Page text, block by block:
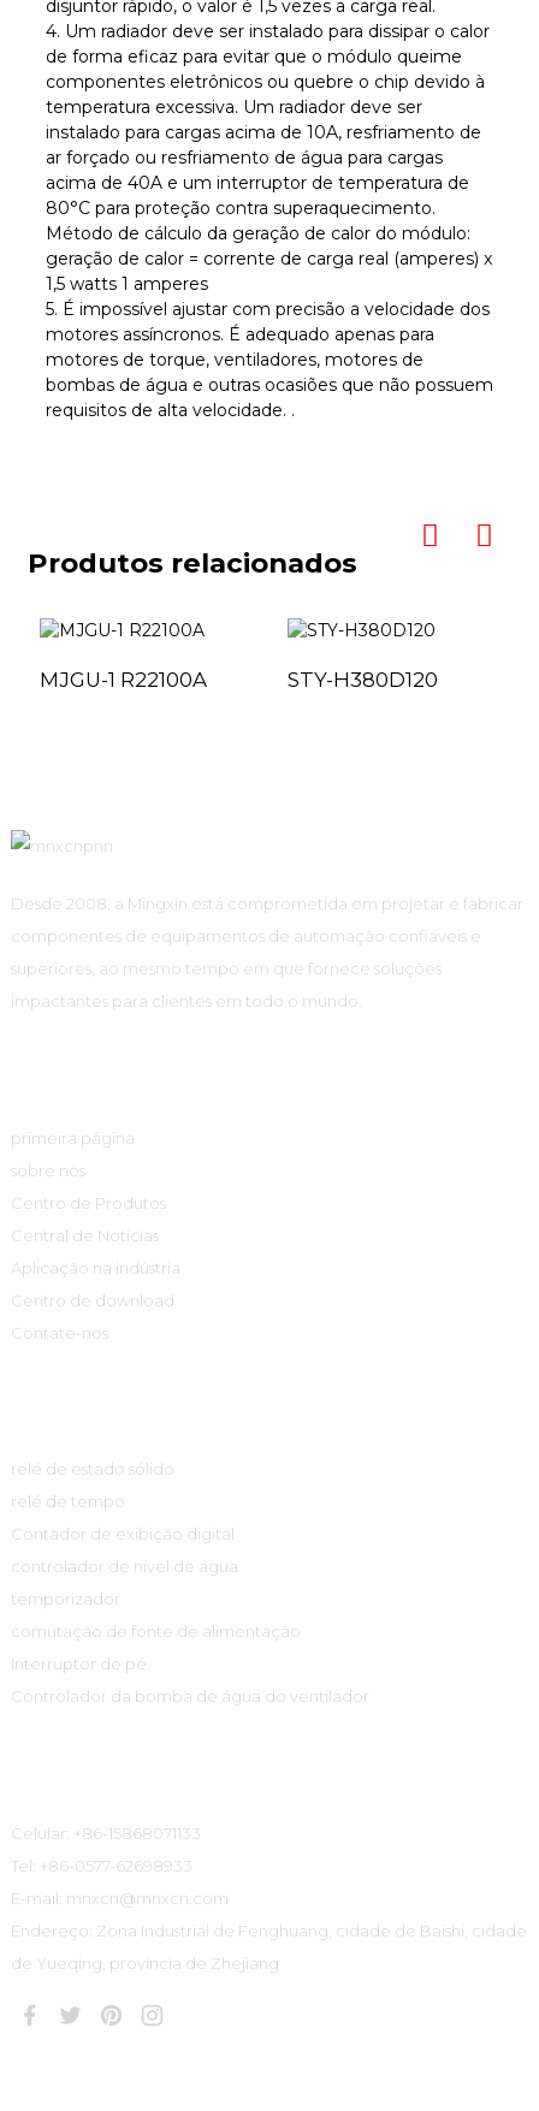
disjuntor rápido, o valor é 1,5 vezes a carga real.
4. Um radiador deve ser instalado para dissipar o calor
de forma eficaz para evitar que o módulo queime
componentes eletrônicos ou quebre o chip devido à
temperatura excessiva. Um radiador deve ser
instalado para cargas acima de 10A, resfriamento de
ar forçado ou resfriamento de água para cargas
acima de 40A e um interruptor de temperatura de
80°C para proteção contra superaquecimento.
Método de cálculo da geração de calor do módulo:
geração de calor = corrente de carga real (amperes) x
1,5 watts 1 amperes
5. É impossível ajustar com precisão a velocidade dos
motores assíncronos. É adequado apenas para
motores de torque, ventiladores, motores de
bombas de água e outras ocasiões que não possuem
requisitos de alta velocidade. .
Produtos relacionados
MJGU-1 R22100A STY-H380D120
Desde 2008, a Mingxin está comprometida em projetar e fabricar
componentes de equipamentos de automação confiáveis ​​e
superiores, ao mesmo tempo em que fornece soluções
impactantes para clientes em todo o mundo.
primeira página
sobre nós
Centro de Produtos
Central de Notícias
Aplicação na indústria
Centro de download
Contate-nos
relé de estado sólido
relé de tempo
Contador de exibição digital
controlador de nível de água
temporizador
comutação de fonte de alimentação
Interruptor de pé
Controlador da bomba de água do ventilador
Celular: +86-15868071133
Tel: +86-0577-62698933
E-mail: mnxcn@mnxcn.com
Endereço: Zona Industrial de Fenghuang, cidade de Baishi, cidade
de Yueqing, província de Zhejiang